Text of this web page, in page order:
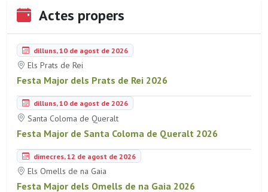
Actes propers
dilluns, 10 de agost de 2026
Els Prats de Rei
Festa Major dels Prats de Rei 2026
dilluns, 10 de agost de 2026
Santa Coloma de Queralt
Festa Major de Santa Coloma de Queralt 2026
dimecres, 12 de agost de 2026
Els Omells de na Gaia
Festa Major dels Omells de na Gaia 2026